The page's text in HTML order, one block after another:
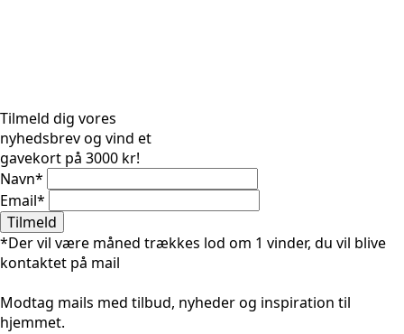
Tilmeld dig vores
nyhedsbrev og vind et
gavekort på 3000 kr!
Navn*
Email*
Tilmeld
*Der vil være måned trækkes lod om 1 vinder, du vil blive
kontaktet på mail
Modtag mails med tilbud, nyheder og inspiration til
hjemmet.